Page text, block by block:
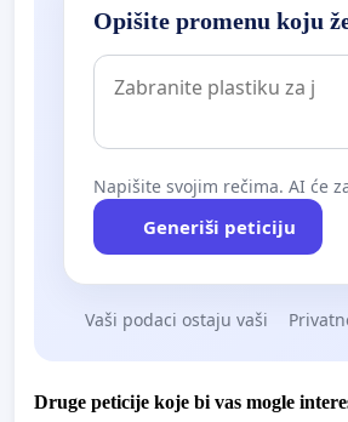
Opišite promenu koju
Napišite svojim rečima. AI će
Generiši peticiju
Vaši podaci ostaju vaši
Druge peticije koje bi vas mogle